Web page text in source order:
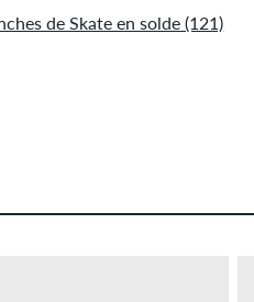
de Skate en solde (121)